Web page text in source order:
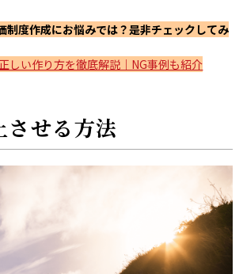
制度作成にお悩みでは？是非チェックしてみ
しい作り方を徹底解説｜NG事例も紹介
させる方法